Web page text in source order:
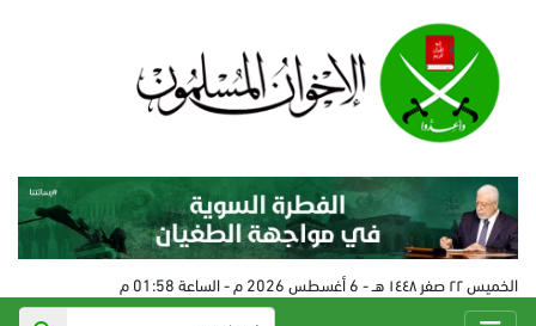
الخميس ٢٢ صفر ١٤٤٨ هـ - 6 أغسطس 2026 م - الساعة 01:58 م